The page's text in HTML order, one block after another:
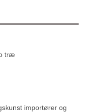
træ
importører og